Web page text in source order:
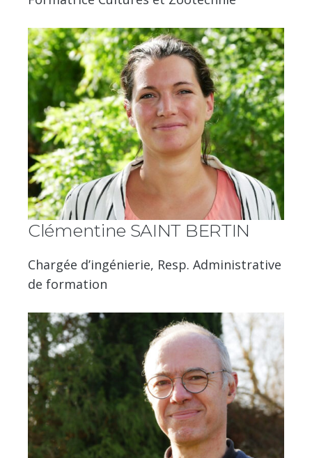
Clémentine SAINT BERTIN
Chargée d’ingénierie, Resp. Administrative
de formation